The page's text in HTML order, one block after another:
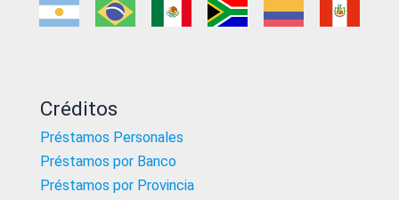
Créditos
Préstamos Personales
Préstamos por Banco
Préstamos por Provincia